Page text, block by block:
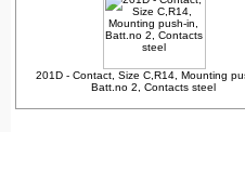
201D - Contact, Size C,R14, Mounting
Batt.no 2, Contacts steel